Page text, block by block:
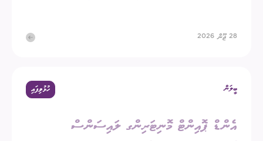
28 ޖޫން 2026
ބީލަން ހުޅުވިފައި
އެންޑް ޕޮއިންޓް މޮނިޓަރިންގ ލައިސަންސް